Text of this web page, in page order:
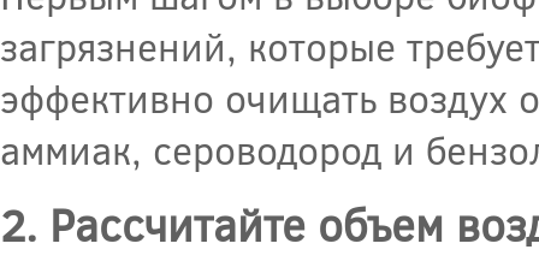
загрязнений, которые
эффективно очищать воздух
аммиак, сероводород и
2. Рассчитайте объем